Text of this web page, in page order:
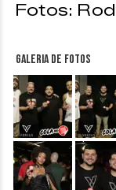
Fotos:
Galeria de fotos
&nbsp; &nbsp;
&nbsp; &nbsp;